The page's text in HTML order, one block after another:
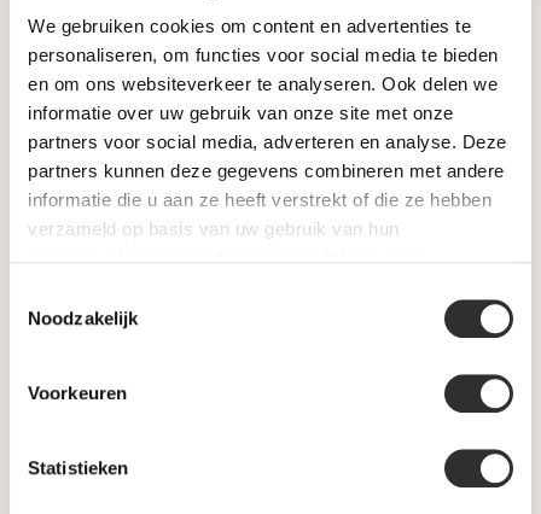
We gebruiken cookies om content en advertenties te
personaliseren, om functies voor social media te bieden
en om ons websiteverkeer te analyseren. Ook delen we
informatie over uw gebruik van onze site met onze
partners voor social media, adverteren en analyse. Deze
partners kunnen deze gegevens combineren met andere
informatie die u aan ze heeft verstrekt of die ze hebben
verzameld op basis van uw gebruik van hun
Noodzakelijk
Voorkeuren
Statistieken
Horloges
Juwelen
Trouwringen
PRE-OWNED
Informatie